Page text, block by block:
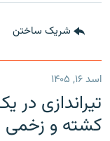
شریک ساختن
اسد ۱۶, ۱۴۰۵
تیراندازی در
کشته و زخمی